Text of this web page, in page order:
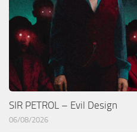
SIR PETROL – Evil Design
06/08/2026